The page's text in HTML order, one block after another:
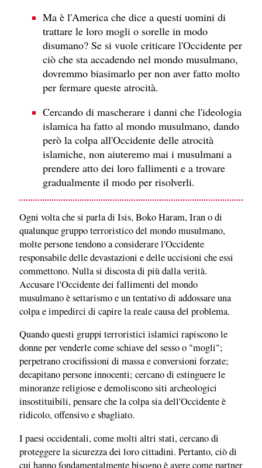
Ma è l'America che dice a questi uomini di
trattare le loro mogli o sorelle in modo
disumano? Se si vuole criticare l'Occidente per
ciò che sta accadendo nel mondo musulmano,
dovremmo biasimarlo per non aver fatto molto
per fermare queste atrocità.
Cercando di mascherare i danni che l'ideologia
islamica ha fatto al mondo musulmano, dando
però la colpa all'Occidente delle atrocità
islamiche, non aiuteremo mai i musulmani a
prendere atto dei loro fallimenti e a trovare
gradualmente il modo per risolverli.
Ogni volta che si parla di Isis, Boko Haram, Iran o di
qualunque gruppo terroristico del mondo musulmano,
molte persone tendono a considerare l'Occidente
responsabile delle devastazioni e delle uccisioni che essi
commettono. Nulla si discosta di più dalla verità.
Accusare l'Occidente dei fallimenti del mondo
musulmano è settarismo e un tentativo di addossare una
colpa e impedirci di capire la reale causa del problema.
Quando questi gruppi terroristici islamici rapiscono le
donne per venderle come schiave del sesso o "mogli";
perpetrano crocifissioni di massa e conversioni forzate;
decapitano persone innocenti; cercano di estinguere le
minoranze religiose e demoliscono siti archeologici
insostituibili, pensare che la colpa sia dell'Occidente è
ridicolo, offensivo e sbagliato.
I paesi occidentali, come molti altri stati, cercano di
proteggere la sicurezza dei loro cittadini. Pertanto, ciò di
cui hanno fondamentalmente bisogno è avere come partner